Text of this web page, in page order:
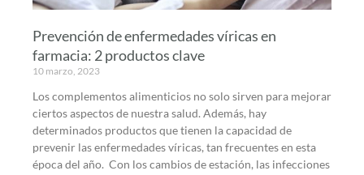
Prevención de enfermedades víricas en
farmacia: 2 productos clave
10 marzo, 2023
Los complementos alimenticios no solo sirven para mejorar
ciertos aspectos de nuestra salud. Además, hay
determinados productos que tienen la capacidad de
prevenir las enfermedades víricas, tan frecuentes en esta
época del año. Con los cambios de estación, las infecciones